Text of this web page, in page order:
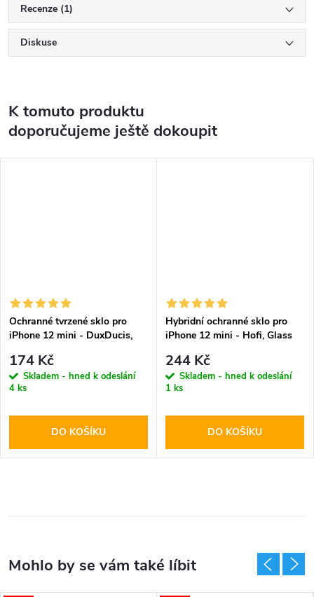
Recenze (1)
Diskuse
K tomuto produktu
doporučujeme ještě dokoupit
Ochranné tvrzené sklo pro
iPhone 12 mini - DuxDucis,
174 Kč
Skladem - hned k odeslání
4 ks
DO KOŠÍKU
Hybridní ochranné sklo pro
iPhone 12 mini - Hofi, Glass
244 Kč
Skladem - hned k odeslání
1 ks
DO KOŠÍKU